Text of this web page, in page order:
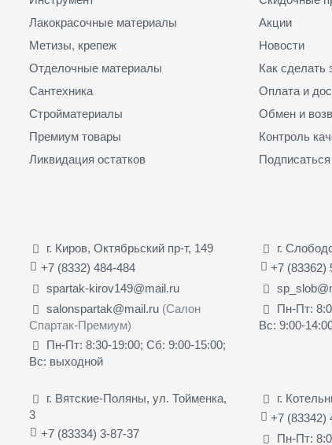
Лакокрасочные материалы
Метизы, крепеж
Отделочные материалы
Сантехника
Стройматериалы
Премиум товары
Ликвидация остатков
Акции
Новости
Как сделать
Оплата и
Обмен и
Контроль
г. Киров, Октябрьский пр-т, 149
+7 (8332) 484-484
spartak-kirov149@mail.ru
salonspartak@mail.ru (Салон
Спартак-Премиум)
Пн-Пт: 8:30-19:00; Сб: 9:00-15:00;
Вс: выходной
г.
+7 (83362)
Пн-Пт:
Вс: 9:00-
г. Вятские-Поляны, ул. Тойменка,
3
+7 (83334) 3-87-37
г.
+7 (83342)
Пн-Пт: